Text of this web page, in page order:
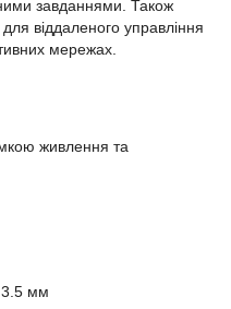
завданнями. Також
віддаленого управління
мережах.
живлення та
3.5 мм